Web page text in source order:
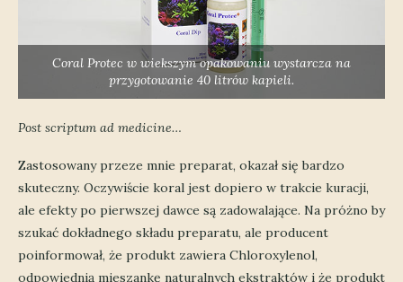
Coral Protec w wiekszym opakowaniu wystarcza na
przygotowanie 40 litrów kapieli.
Post scriptum ad medicine…
Zastosowany przeze mnie preparat, okazał się bardzo
skuteczny. Oczywiście koral jest dopiero w trakcie kuracji,
ale efekty po pierwszej dawce są zadowalające. Na próżno by
szukać dokładnego składu preparatu, ale producent
poinformował, że produkt zawiera Chloroxylenol,
odpowiednią mieszankę naturalnych ekstraktów i że produkt